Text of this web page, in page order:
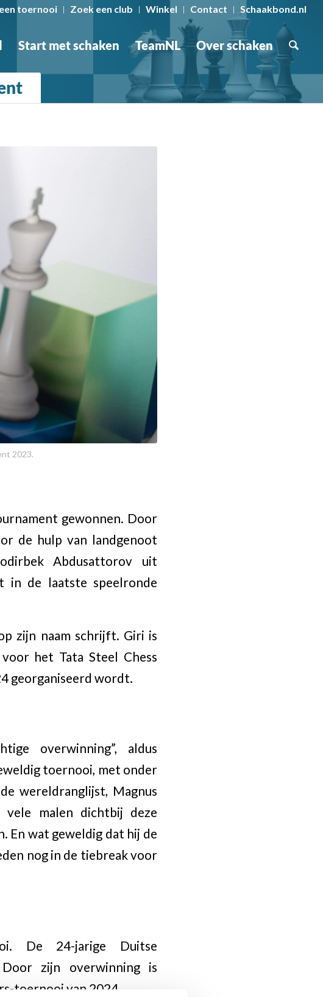
toernooi Zoek een club Winkel Contact Schaakbond.nl
Start met schaken TeamNL Over schaken
2023.
gewonnen. Door
de hulp van landgenoot
Abdusattorov uit
in de laatste speelronde
zijn naam schrijft. Giri is
het Tata Steel Chess
georganiseerd wordt.
overwinning”, aldus
toernooi, met onder
wereldranglijst, Magnus
malen dichtbij deze
En wat geweldig dat hij de
nog in de tiebreak voor
De 24-jarige Duitse
zijn overwinning is
toernooi van 2024.